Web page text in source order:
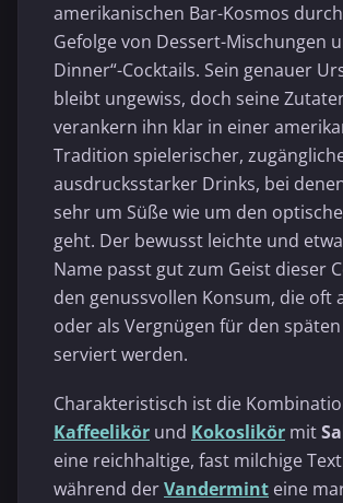
amerikanischen Bar-Kosmos
Gefolge von Dessert-Mischungen
Dinner“-Cocktails. Sein genauer
bleibt ungewiss, doch seine
verankern ihn klar in einer
Tradition spielerischer,
ausdrucksstarker Drinks, bei
sehr um Süße wie um den
geht. Der bewusst leichte und
Name passt gut zum Geist dieser
den genussvollen Konsum, die oft
oder als Vergnügen für den
serviert werden.
Charakteristisch ist die
Kaffeelikör und Kokoslikör mit
eine reichhaltige, fast milchige
während derVandermint eine